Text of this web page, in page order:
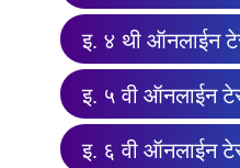
इ. ४ थी ऑनलाईन
इ. ५ वी ऑनलाईन
इ. ६ वी ऑनलाईन